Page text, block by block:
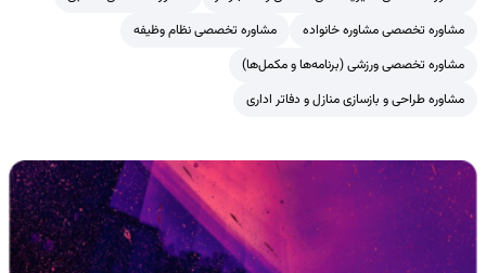
مشاوره تخصصی مشاوره خانواده
مشاوره تخصصی نظام وظیفه
مشاوره تخصصی ورزشی (برنامه‌ها و مکمل‌ها)
مشاوره طراحی و بازسازی منازل و دفاتر اداری